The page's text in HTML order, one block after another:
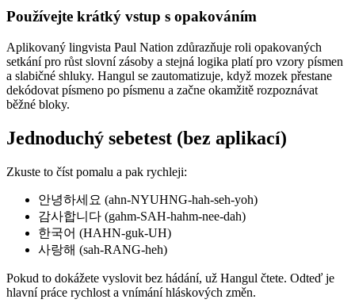
Používejte krátký vstup s opakováním
Aplikovaný lingvista Paul Nation zdůrazňuje roli opakovaných
setkání pro růst slovní zásoby a stejná logika platí pro vzory písmen
a slabičné shluky. Hangul se zautomatizuje, když mozek přestane
dekódovat písmeno po písmenu a začne okamžitě rozpoznávat
běžné bloky.
Jednoduchý sebetest (bez aplikací)
Zkuste to číst pomalu a pak rychleji:
안녕하세요 (ahn-NYUHNG-hah-seh-yoh)
감사합니다 (gahm-SAH-hahm-nee-dah)
한국어 (HAHN-guk-UH)
사랑해 (sah-RANG-heh)
Pokud to dokážete vyslovit bez hádání, už Hangul čtete. Odteď je
hlavní práce rychlost a vnímání hláskových změn.